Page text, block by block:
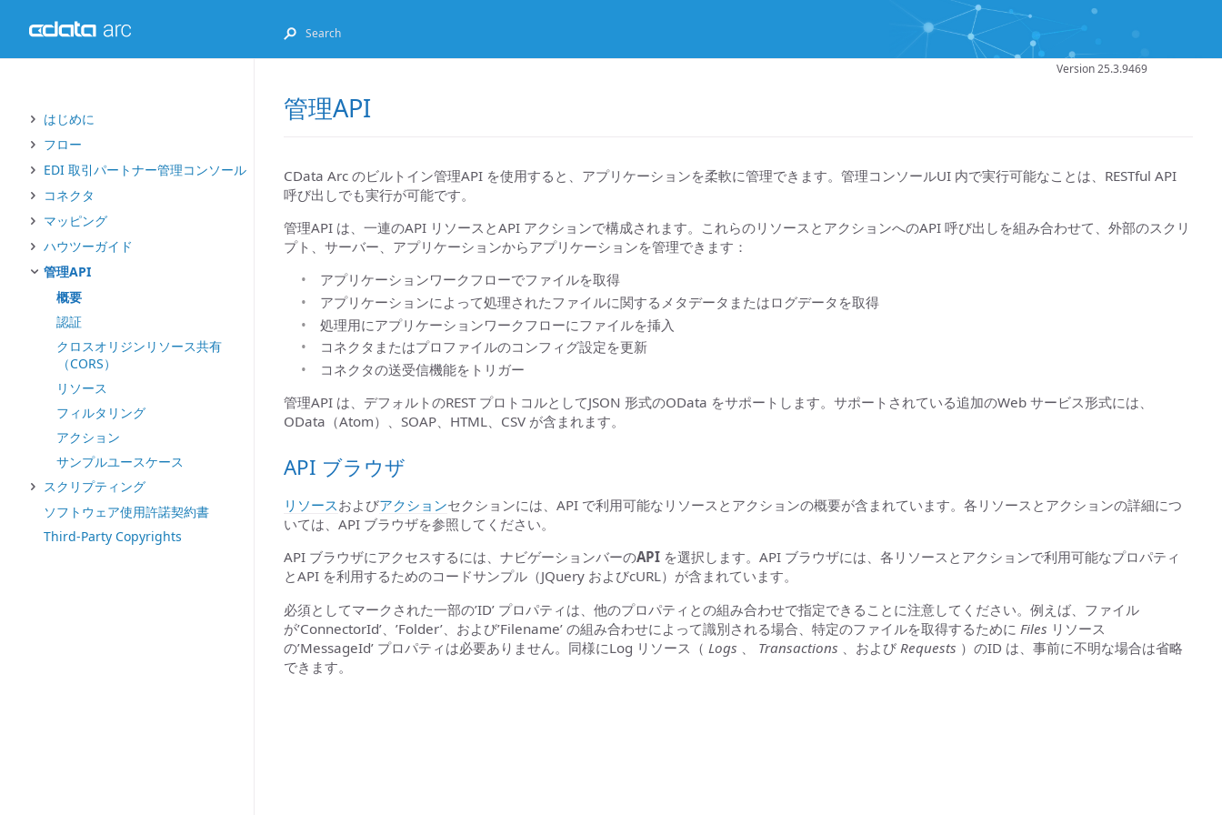
はじめに
フロー
EDI 取引パートナー管理コンソール
コネクタ
マッピング
ハウツーガイド
管理API
概要
認証
クロスオリジンリソース共有
（CORS）
リソース
フィルタリング
アクション
サンプルユースケース
スクリプティング
ソフトウェア使用許諾契約書
Third-Party Copyrights
管理API
Version 25.3.9469
CData Arc のビルトイン管理API を使用すると、アプリケーションを柔軟に管理できます。管理コンソールUI 内で実行可能なことは、RESTful API
呼び出しでも実行が可能です。
管理API は、一連のAPI リソースとAPI アクションで構成されます。これらのリソースとアクションへのAPI 呼び出しを組み合わせて、外部のスクリ
プト、サーバー、アプリケーションからアプリケーションを管理できます：
アプリケーションワークフローでファイルを取得
アプリケーションによって処理されたファイルに関するメタデータまたはログデータを取得
処理用にアプリケーションワークフローにファイルを挿入
コネクタまたはプロファイルのコンフィグ設定を更新
コネクタの送受信機能をトリガー
管理API は、デフォルトのREST プロトコルとしてJSON 形式のOData をサポートします。サポートされている追加のWeb サービス形式には、
OData（Atom）、SOAP、HTML、CSV が含まれます。
API ブラウザ
リソースおよびアクションセクションには、API で利用可能なリソースとアクションの概要が含まれています。各リソースとアクションの詳細につ
いては、API ブラウザを参照してください。
API ブラウザにアクセスするには、ナビゲーションバーのAPI を選択します。API ブラウザには、各リソースとアクションで利用可能なプロパティ
とAPI を利用するためのコードサンプル（JQuery およびcURL）が含まれています。
必須としてマークされた一部の’ID’ プロパティは、他のプロパティとの組み合わせで指定できることに注意してください。例えば、ファイル
が’ConnectorId’、’Folder’、および’Filename’ の組み合わせによって識別される場合、特定のファイルを取得するために Files リソース
の’MessageId’ プロパティは必要ありません。同様にLog リソース（ Logs Transactions 、および Requests ）のID は、事前に不明な場合は省略
できます。